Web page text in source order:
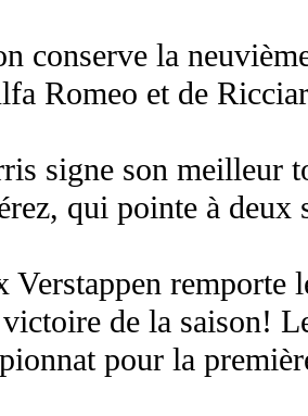
conserve la
Romeo et de
signe son meilleur
qui pointe à deux
remporte
victoire de la saison!
pour la